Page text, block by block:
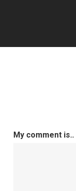
My comment is..